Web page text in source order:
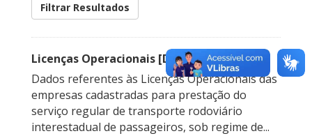
Filtrar Resultados
Licenças Operacionais [Descontinuado]
Dados referentes às Licenças Operacionais das
empresas cadastradas para prestação do
serviço regular de transporte rodoviário
interestadual de passageiros, sob regime de...